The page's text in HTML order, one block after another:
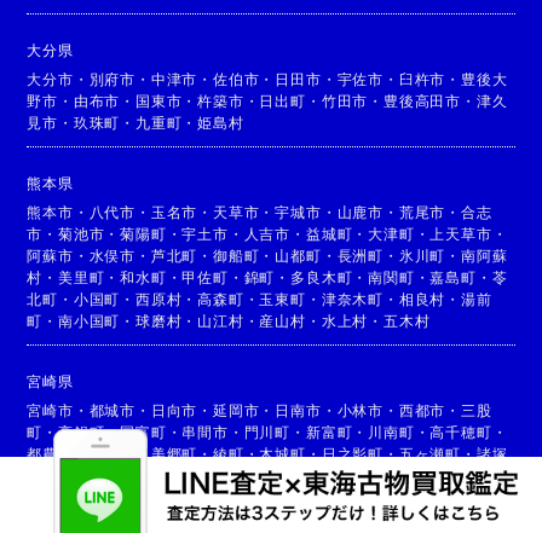
大分県
大分市 ・ 別府市 ・ 中津市 ・佐伯市 ・ 日田市 ・ 宇佐市 ・ 臼杵市 ・ 豊後大
野市 ・ 由布市 ・ 国東市 ・杵築市 ・ 日出町 ・ 竹田市 ・ 豊後高田市 ・ 津久
見市 ・ 玖珠町 ・ 九重町 ・姫島村
熊本県
熊本市 ・ 八代市 ・ 玉名市 ・ 天草市 ・宇城市 ・ 山鹿市 ・ 荒尾市 ・ 合志
市 ・菊池市 ・菊陽町 ・宇土市 ・ 人吉市 ・ 益城町 ・大津町 ・ 上天草市 ・
阿蘇市 ・ 水俣市 ・ 芦北町 ・御船町 ・ 山都町 ・ 長洲町 ・ 氷川町 ・ 南阿蘇
村 ・美里町 ・和水町 ・甲佐町 ・ 錦町 ・ 多良木町 ・南関町 ・嘉島町 ・ 苓
北町 ・ 小国町 ・西原村 ・高森町 ・ 玉東町 ・ 津奈木町 ・ 相良村 ・ 湯前
町 ・南小国町 ・球磨村 ・ 山江村 ・ 産山村 ・ 水上村 ・ 五木村
宮崎県
宮崎市 ・ 都城市 ・ 日向市 ・延岡市 ・ 日南市 ・ 小林市 ・ 西都市 ・ 三股
町 ・高鍋町・国富町 ・ 串間市 ・ 門川町 ・ 新富町 ・ 川南町 ・高千穂町 ・
都農町
高原町 ・美郷町・綾町・木城町・日之影町・五ヶ瀬町・諸塚
椎葉村・ 西米良村